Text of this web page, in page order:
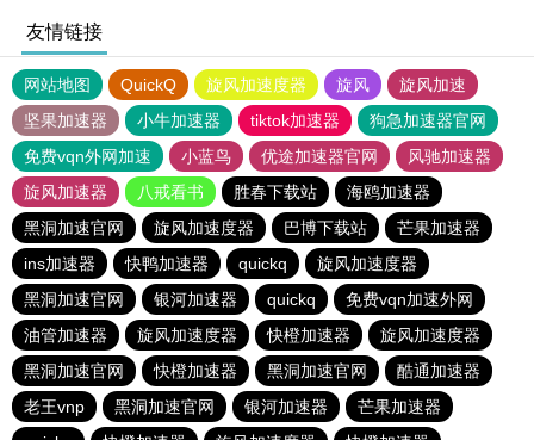
友情链接
网站地图 QuickQ 旋风加速度器 旋风
旋风加速
坚果加速器
小牛加速器 tiktok加速器
狗急加速器官网
免费vqn外网加速
小蓝鸟 优途加速器官网
风驰加速器
旋风加速器
八戒看书 胜春下载站
海鸥加速器
黑洞加速官网
旋风加速度器 巴博下载站
芒果加速器
ins加速器
快鸭加速器 quickq
旋风加速度器
黑洞加速官网
银河加速器 quickq
免费vqn加速外网
油管加速器
旋风加速度器 快橙加速器
旋风加速度器
黑洞加速官网
快橙加速器 黑洞加速官网
酷通加速器
老王vnp
黑洞加速官网 银河加速器
芒果加速器